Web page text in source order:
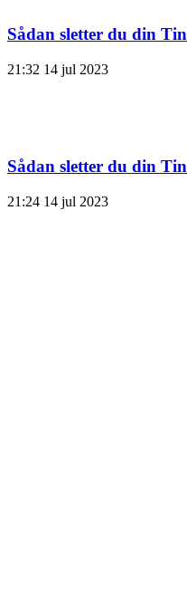
Sådan sletter du din
21:32 14 jul 2023
Sådan sletter du din
21:24 14 jul 2023